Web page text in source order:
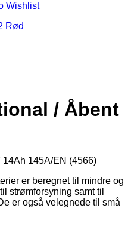
Wishlist
Rød
/ Åbent
145A/EN (4566)
er beregnet til mindre og
strømforsyning samt til
er også velegnede til små